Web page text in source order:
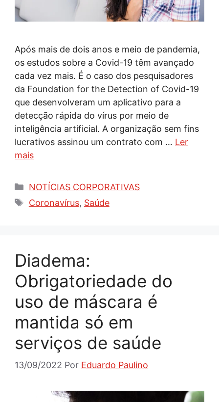
Após mais de dois anos e meio de pandemia,
os estudos sobre a Covid-19 têm avançado
cada vez mais. É o caso dos pesquisadores
da Foundation for the Detection of Covid-19
que desenvolveram um aplicativo para a
detecção rápida do vírus por meio de
inteligência artificial. A organização sem fins
lucrativos assinou um contrato com … Ler
mais
Categorias
NOTÍCIAS CORPORATIVAS
Tags
Coronavírus, Saúde
Diadema:
Obrigatoriedade do
uso de máscara é
mantida só em
serviços de saúde
13/09/2022 Por Eduardo Paulino